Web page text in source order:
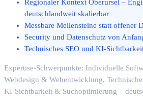
Regionaler Kontext Oberursel –
deutschlandweit skalierbar
Messbare Meilensteine statt offener
Security und Datenschutz von
Technisches SEO und KI-
Expertise-Schwerpunkte: Individuelle
Webdesign & Webentwicklung,
KI-Sichtbarkeit & Suchoptimierung –